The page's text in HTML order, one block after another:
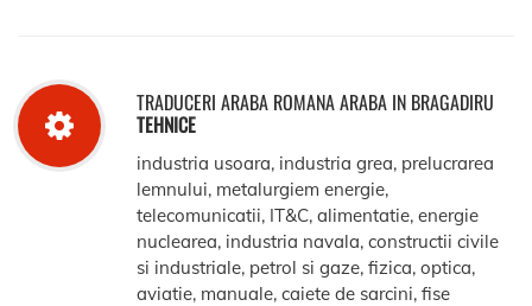
TRADUCERI ARABA ROMANA ARABA IN BRAGADIRU
TEHNICE
industria usoara, industria grea, prelucrarea
lemnului, metalurgiem energie,
telecomunicatii, IT&C, alimentatie, energie
nuclearea, industria navala, constructii civile
si industriale, petrol si gaze, fizica, optica,
aviatie, manuale, caiete de sarcini, fise